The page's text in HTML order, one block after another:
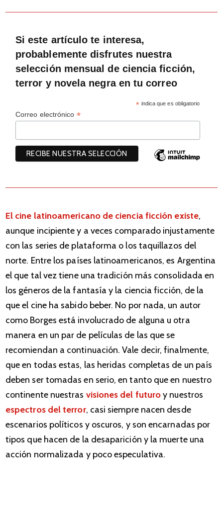
Si este artículo te interesa,
probablemente disfrutes nuestra
selección mensual de ciencia ficción,
terror y novela negra en tu correo
* indica que es obligatorio
Correo electrónico *
El cine latinoamericano de ciencia ficción existe,
aunque incipiente y a veces comparado injustamente
con las series de plataforma o los taquillazos del
norte. Entre los países latinoamericanos, es Argentina
el que tal vez tiene una tradición más consolidada en
los géneros de la fantasía y la ciencia ficción, de la
que el cine ha sabido beber. No por nada, un autor
como Borges está involucrado de alguna u otra
manera en un par de películas de las que se
recomiendan a continuación. Vale decir, finalmente,
que en todas estas, las heridas completas de un país
deben ser tomadas en serio, en tanto que en nuestro
continente nuestras visiones del futuroy nuestros
espectros del terror, casi siempre nacen desde
escenarios políticos y oscuros, y son encarnadas por
tipos que hacen de la desaparición y la muerte una
acción normalizada y poco especulativa.